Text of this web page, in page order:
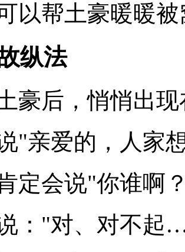
以帮土豪暖暖
纵法
豪后，悄悄出
"亲爱的，人家
定会说"你谁啊
："对、对不